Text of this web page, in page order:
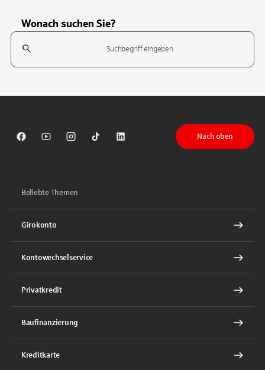
Wonach suchen Sie?
Suchfeld
Sparkasse auf Facebook
Sparkasse auf Youtube
Sparkasse auf Instagram
Sparkasse auf TikTok
Sparkasse auf LinkedIn
Nach oben
Beliebte Themen
Girokonto
Kontowechselservice
Privatkredit
Baufinanzierung
Kreditkarte